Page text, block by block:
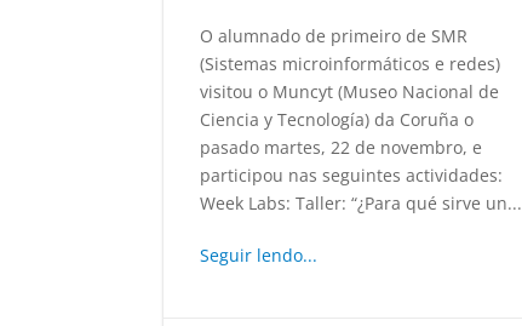
O alumnado de primeiro de SMR
(Sistemas microinformáticos e redes)
visitou o Muncyt (Museo Nacional de
Ciencia y Tecnología) da Coruña o
pasado martes, 22 de novembro, e
participou nas seguintes actividades:
Week Labs: Taller: “¿Para qué sirve un...
Seguir lendo...